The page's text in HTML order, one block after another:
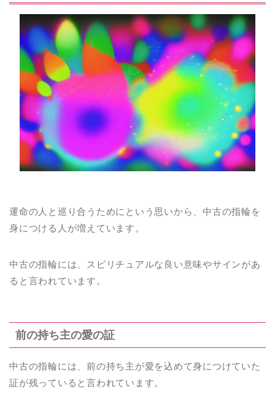
運命の人と巡り合うためにという思いから、中古の指輪を
身につける人が増えています。
中古の指輪には、スピリチュアルな良い意味やサインがあ
ると言われています。
前の持ち主の愛の証
中古の指輪には、前の持ち主が愛を込めて身につけていた
証が残っていると言われています。